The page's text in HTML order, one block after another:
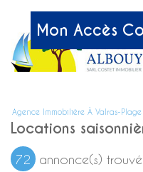
Mon Accès
Agence Immobilière À Valras-Plage
Locations
72 annonce(s)